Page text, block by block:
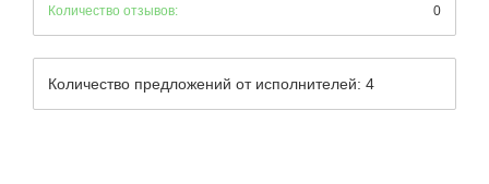
Количество отзывов:
0
Количество предложений от исполнителей: 4